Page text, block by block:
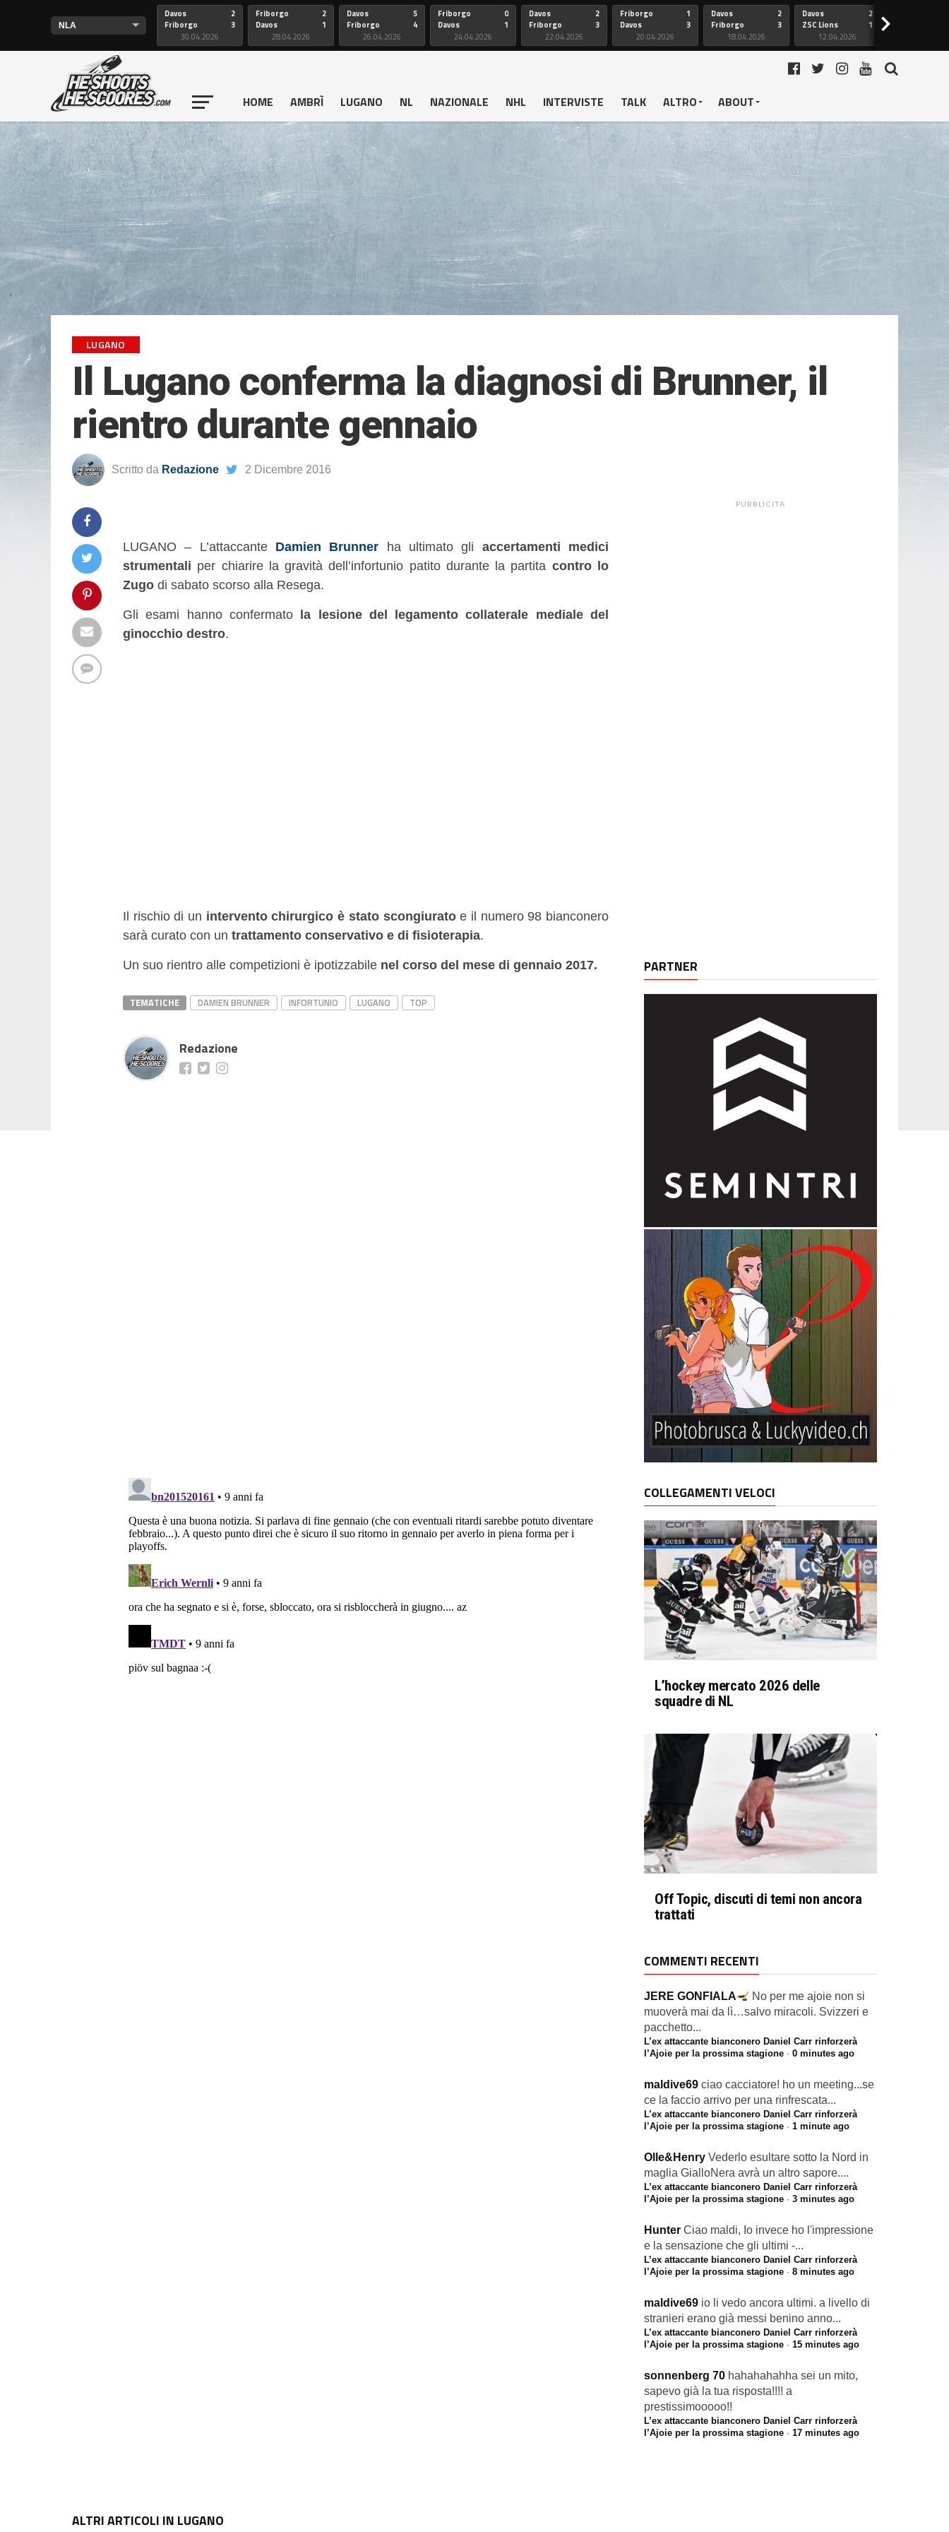
Davos
Friborgo
2
3
30.04.2026
Friborgo
Davos
2
1
28.04.2026
Davos
Friborgo
5
4
26.04.2026
Friborgo
Davos
0
1
24.04.2026
Davos
Friborgo
2
3
22.04.2026
Friborgo
Davos
1
3
20.04.2026
Davos
Friborgo
2
3
18.04.2026
Davos
ZSC Lions
2
1
12.04.2026
>
HOME AMBRÌ LUGANO NL NAZIONALE NHL INTERVISTE TALK ALTRO ABOUT
LUGANO
Il Lugano conferma la diagnosi di Brunner, il
rientro durante gennaio
Scritto da Redazione 2 Dicembre 2016
LUGANO – L’attaccante Damien Brunner ha ultimato gli accertamenti medici
strumentali per chiarire la gravità dell’infortunio patito durante la partita contro lo
Zugo di sabato scorso alla Resega.
Gli esami hanno confermato la lesione del legamento collaterale mediale del
ginocchio destro.
Il rischio di un intervento chirurgico è stato scongiuratoe il numero 98 bianconero
sarà curato con un trattamento conservativo e di fisioterapia.
Un suo rientro alle competizioni è ipotizzabile nel corso del mese di gennaio 2017.
TEMATICHE DAMIEN BRUNNER INFORTUNIO LUGANO TOP
Redazione
PUBBLICITÀ
PARTNER
COLLEGAMENTI VELOCI
L’hockey mercato 2026 delle
squadre di NL
Off Topic, discuti di temi non ancora
trattati
COMMENTI RECENTI
JERE GONFIALA
No per me ajoie non si
muoverà mai da lì…salvo miracoli. Svizzeri e
pacchetto...
L’ex attaccante bianconero Daniel Carr rinforzerà
l’Ajoie per la prossima stagione · 0 minutes ago
maldive69 ciao cacciatore! ho un meeting...se
ce la faccio arrivo per una rinfrescata...
L’ex attaccante bianconero Daniel Carr rinforzerà
l’Ajoie per la prossima stagione · 1 minute ago
Olle&Henry Vederlo esultare sotto la Nord in
maglia GialloNera avrà un altro sapore....
L’ex attaccante bianconero Daniel Carr rinforzerà
l’Ajoie per la prossima stagione · 3 minutes ago
Hunter Ciao maldi, Io invece ho l'impressione
e la sensazione che gli ultimi -...
L’ex attaccante bianconero Daniel Carr rinforzerà
l’Ajoie per la prossima stagione · 8 minutes ago
maldive69 io li vedo ancora ultimi. a livello di
stranieri erano già messi benino anno...
L’ex attaccante bianconero Daniel Carr rinforzerà
l’Ajoie per la prossima stagione · 15 minutes ago
sonnenberg 70 hahahahahha sei un mito,
sapevo già la tua risposta!!!! a
prestissimooooo!!
L’ex attaccante bianconero Daniel Carr rinforzerà
l’Ajoie per la prossima stagione · 17 minutes ago
ALTRI ARTICOLI IN LUGANO